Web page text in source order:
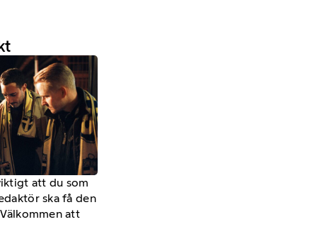
att du som
ska få den
att